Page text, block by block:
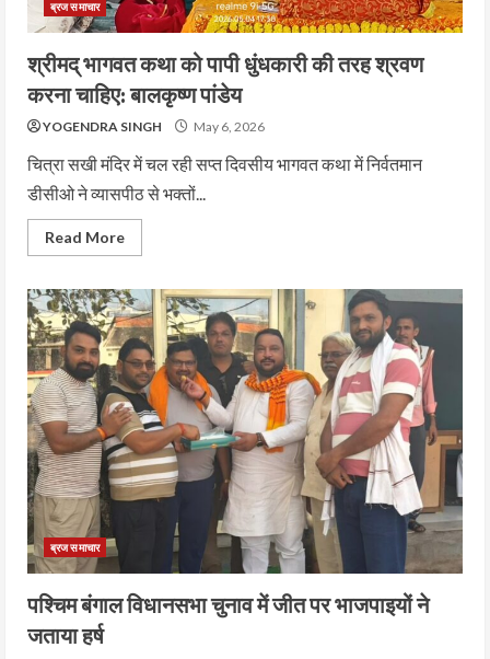
ब्रज समाचार
श्रीमद् भागवत कथा को पापी धुंधकारी की तरह श्रवण
करना चाहिए: बालकृष्ण पांडेय
YOGENDRA SINGH May 6, 2026
चित्रा सखी मंदिर में चल रही सप्त दिवसीय भागवत कथा में निर्वतमान
डीसीओ ने व्यासपीठ से भक्तों...
Read More
ब्रज समाचार
पश्चिम बंगाल विधानसभा चुनाव में जीत पर भाजपाइयों ने
जताया हर्ष